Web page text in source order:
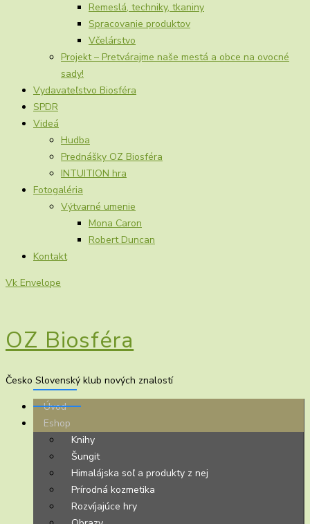
Remeslá, techniky, tkaniny
Spracovanie produktov
Včelárstvo
Projekt – Pretvárajme naše mestá a obce na ovocné
sady!
Vydavateľstvo Biosféra
SPDR
Videá
Hudba
Prednášky OZ Biosféra
INTUITION hra
Fotogaléria
Výtvarné umenie
Mona Caron
Robert Duncan
Kontakt
Vk Envelope
OZ Biosféra
Česko Slovenský klub nových znalostí
Úvod
Eshop
Knihy
Šungit
Himalájska soľ a produkty z nej
Prírodná kozmetika
Rozvíjajúce hry